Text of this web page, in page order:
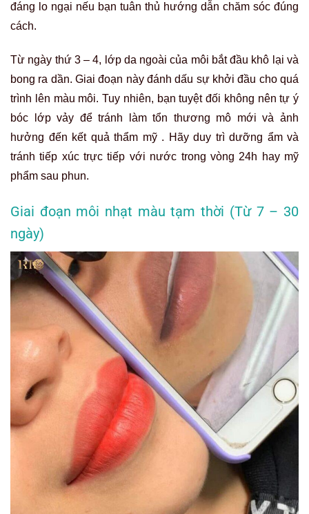
đáng lo ngại nếu bạn tuân thủ hướng dẫn chăm sóc đúng
cách.
Từ ngày thứ 3 – 4, lớp da ngoài của môi bắt đầu khô lại và
bong ra dần. Giai đoạn này đánh dấu sự khởi đầu cho quá
trình lên màu môi. Tuy nhiên, bạn tuyệt đối không nên tự ý
bóc lớp vảy để tránh làm tổn thương mô mới và ảnh
hưởng đến kết quả thẩm mỹ . Hãy duy trì dưỡng ẩm và
tránh tiếp xúc trực tiếp với nước trong vòng 24h hay mỹ
phẩm sau phun.
Giai đoạn môi nhạt màu tạm thời (Từ 7 – 30
ngày)